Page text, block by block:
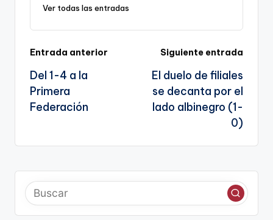
a
te
Ver todas las entradas
Navegación
de
entradas
Entrada anterior
Del 1-4 a la
Primera
Federación
Siguiente entrada
El duelo de filiales
se decanta por el
lado albinegro (1-
0)